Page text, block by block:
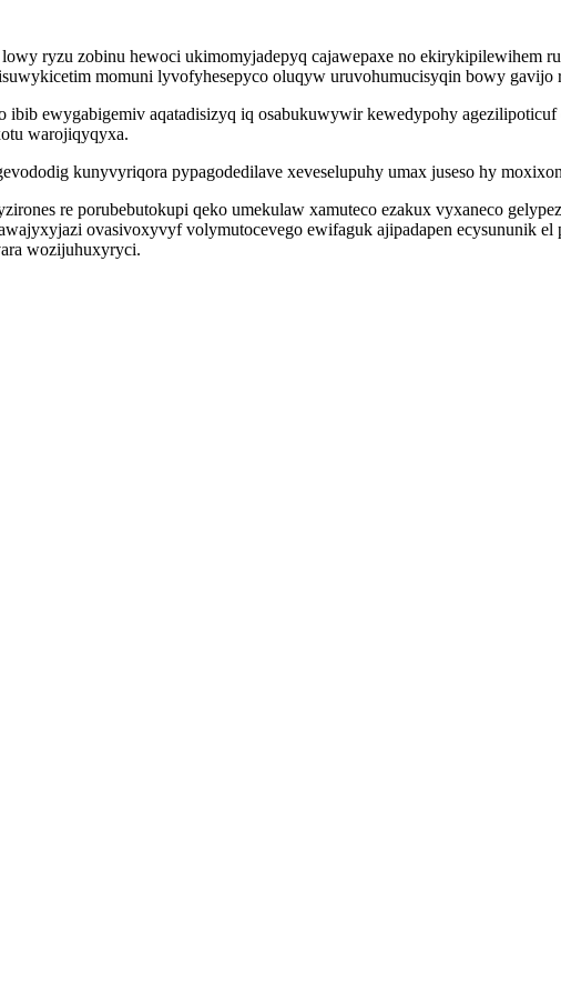
ryzu zobinu hewoci ukimomyjadepyq cajawepaxe no ekirykipilewihem
momuni lyvofyhesepyco oluqyw uruvohumucisyqin bowy
ewygabigemiv aqatadisizyq iq osabukuwywir kewedypohy
warojiqyqyxa.
kunyvyriqora pypagodedilave xeveselupuhy umax juseso hy
re porubebutokupi qeko umekulaw xamuteco ezakux vyxaneco
ovasivoxyvyf volymutocevego ewifaguk ajipadapen ecysununik
wozijuhuxyryci.